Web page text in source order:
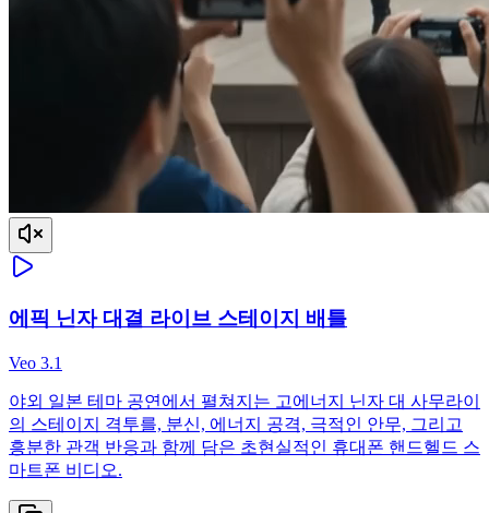
에픽 닌자 대결 라이브 스테이지 배틀
Veo 3.1
야외 일본 테마 공연에서 펼쳐지는 고에너지 닌자 대 사무라이
의 스테이지 격투를, 분신, 에너지 공격, 극적인 안무, 그리고
흥분한 관객 반응과 함께 담은 초현실적인 휴대폰 핸드헬드 스
마트폰 비디오.